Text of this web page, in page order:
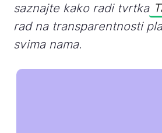
saznajte kako radi tvrtka
rad na transparentnosti
svima nama.